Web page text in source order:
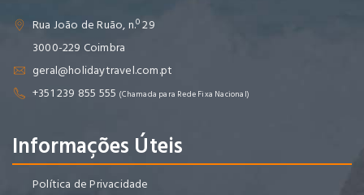
Rua João de Ruão, n.º 29
3000-229 Coimbra
geral@holidaytravel.com.pt
+351 239 855 555 (Chamada para Rede Fixa Nacional)
Informações Úteis
Política de Privacidade